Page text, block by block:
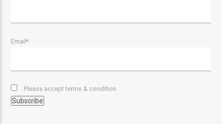
Email*
Please accept terms & condition